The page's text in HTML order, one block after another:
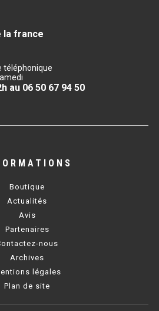
GAZ
GAZ
ÉLECTRIQUE
UOC
ÉLECTRIQUE
ÉLECTRIQUE
ÉLECTRIQUE
la france
téléphonique
au 06 50 67 94 50
Boutique
Actualités
Avis
Partenaires
nous
Archives
légales
Plan de site